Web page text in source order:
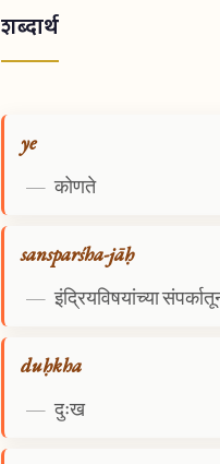
शब्दार्थ
ye
— कोणते
sansparśha-jāḥ
— इंद्रियविषयांच्या
duḥkha
— दुःख